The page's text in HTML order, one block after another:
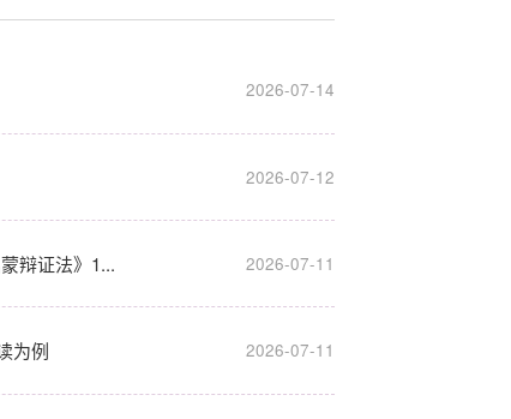
2026-07-14
2026-07-12
辩证法》1... 2026-07-11
为例 2026-07-11